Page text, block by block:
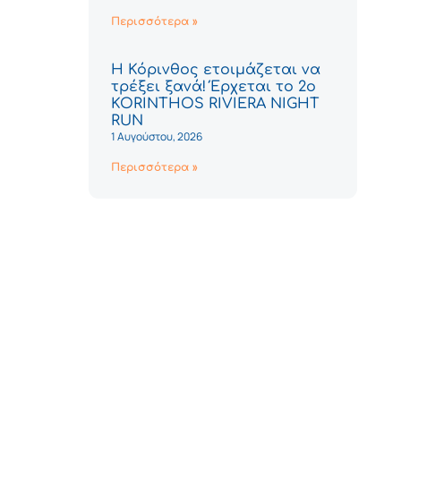
Περισσότερα »
Η Κόρινθος ετοιμάζεται να
τρέξει ξανά! Έρχεται το 2ο
KORINTHOS RIVIERA NIGHT
RUN
1 Αυγούστου, 2026
Περισσότερα »